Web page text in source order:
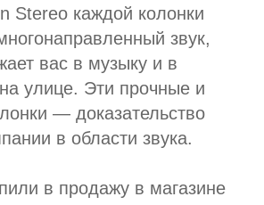
Stereo каждой колонки
звук,
вас в музыку и в
улице. Эти прочные и
— доказательство
в области звука.
в продажу в магазине